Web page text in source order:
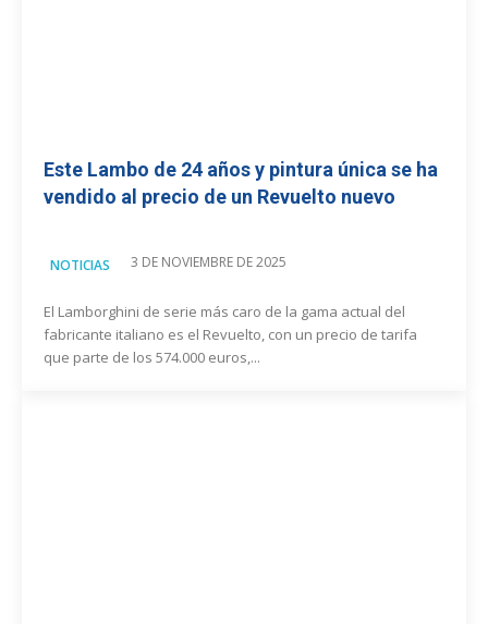
Este Lambo de 24 años y pintura única se ha
vendido al precio de un Revuelto nuevo
NOTICIAS 3 DE NOVIEMBRE DE 2025
El Lamborghini de serie más caro de la gama actual del
fabricante italiano es el Revuelto, con un precio de tarifa
que parte de los 574.000 euros,...